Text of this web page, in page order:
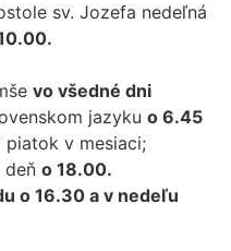
sv. Jozefa nedeľná
vo všedné dni
jazyku o 6.45
v mesiaci;
deň o 18.00.
o 16.30 a v nedeľu